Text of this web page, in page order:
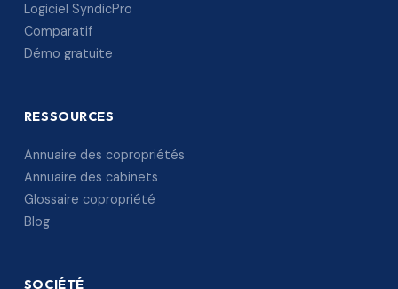
Logiciel SyndicPro
Comparatif
Démo gratuite
RESSOURCES
Annuaire des copropriétés
Annuaire des cabinets
Glossaire copropriété
Blog
SOCIÉTÉ